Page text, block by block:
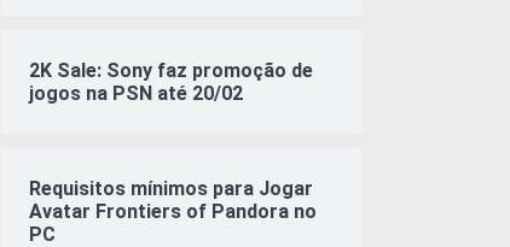
2K Sale: Sony faz promoção de
jogos na PSN até 20/02
Requisitos mínimos para Jogar
Avatar Frontiers of Pandora no
PC